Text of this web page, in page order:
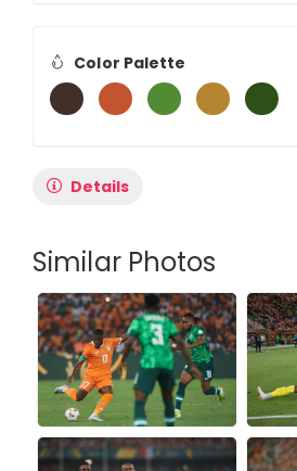
Color Palette
Details
Similar Photos